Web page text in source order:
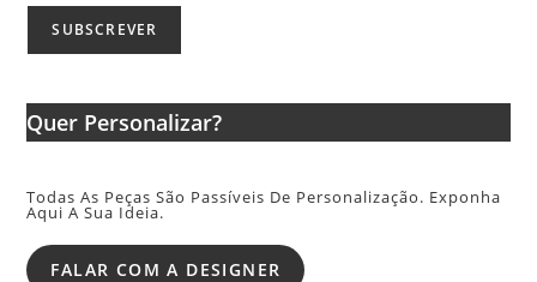
Quer Personalizar?
Todas As Peças São Passíveis De Personalização. Exponha
Aqui A Sua Ideia.
FALAR COM A DESIGNER